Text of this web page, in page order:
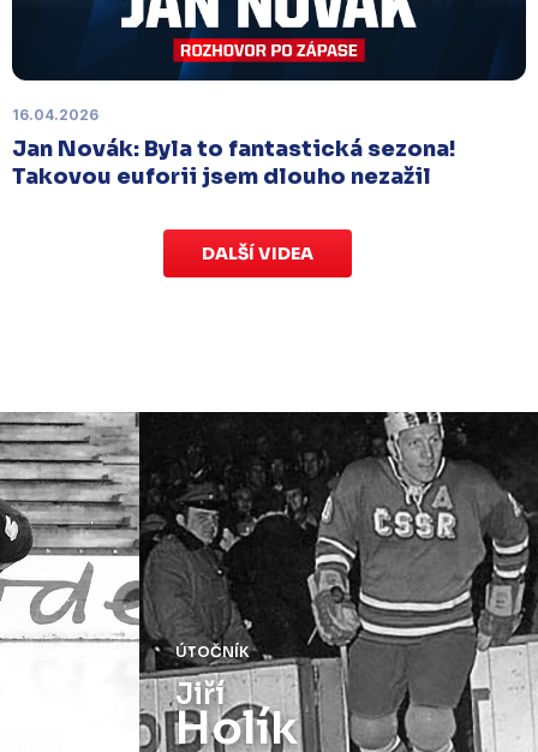
. Kluby se domluvily na náhradním
termínu, Bruslaři se s Ústím nad Labem utkají doma
v Kotlině ve středu 26. listopadu od 18:00.
16.04.2026
Jan Novák: Byla to fantastická sezona!
Takovou euforii jsem dlouho nezažil
DALŠÍ VIDEA
Holík